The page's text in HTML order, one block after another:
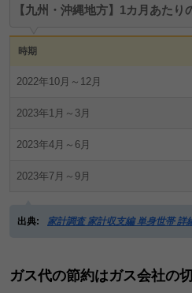
【九州・沖縄地方】1カ月あた
時期
2022年10月～12月
2023年1月～3月
2023年4月～6月
2023年7月～9月
出典: 家計調査 家計収支編 単身世帯 詳
ガス代の節約はガス会社の